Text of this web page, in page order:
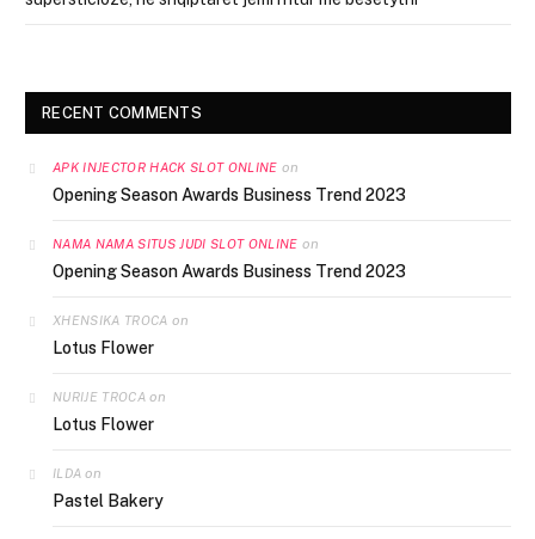
RECENT COMMENTS
APK INJECTOR HACK SLOT ONLINE on
Opening Season Awards Business Trend 2023
NAMA NAMA SITUS JUDI SLOT ONLINE on
Opening Season Awards Business Trend 2023
XHENSIKA TROCA on
Lotus Flower
NURIJE TROCAon
Lotus Flower
ILDA on
Pastel Bakery